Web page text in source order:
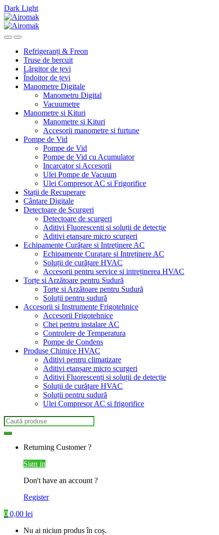
Dark Light
Skip
to
navigation
Skip
to
content
Refrigeranți & Freon
Truse de bercuit
Lărgitor de țevi
Îndoitor de țevi
Manometre Digitale
Manometru Digital
Vacuumetre
Manometre si Kituri
Manometre si Kituri
Accesorii manometre si furtune
Pompe de Vid
Pompe de Vid
Pompe de Vid cu Acumulator
Incarcator si Accesorii
Ulei Pompe de Vacuum
Ulei Compresor AC si Frigorifice
Stații de Recuperare
Cântare Digitale
Detectoare de Scurgeri
Detectoare de scurgeri
Aditivi Fluorescenti si soluții de detecție
Aditivi etanșare micro scurgeri
Echipamente Curățare si Intreținere AC
Echipamente Curațare si Intreținere AC
Soluții de curățare HVAC
Accesorii pentru service si intreținerea HVAC
Torțe si Arzătoare pentru Sudură
Torțe si Arzătoare pentru Sudură
Soluții pentru sudură
Accesorii si Instrumente Frigotehnice
Accesorii Frigotehnice
Chei pentru instalare AC
Controlere de Temperatura
Pompe de Condens
Produse Chimice HVAC
Aditivi pentru climatizare
Aditivi etanșare micro scurgeri
Aditivi Fluorescenți si soluții de detecție
Soluții de curățare HVAC
Soluții pentru sudură
Ulei Compresor AC si frigorifice
Search
for:
Returning Customer ?
Sign in
Don't have an account ?
Register
0 0,00 lei
Nu ai niciun produs în coș.